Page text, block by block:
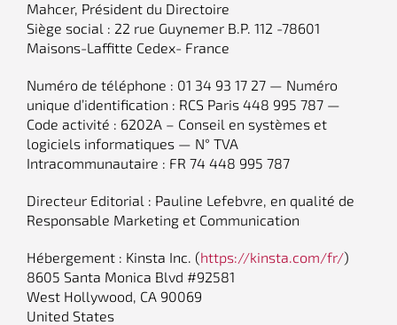
Mahcer, Président du Directoire
Siège social : 22 rue Guynemer B.P. 112 -78601
Maisons-Laffitte Cedex- France
Numéro de téléphone : 01 34 93 17 27 — Numéro
unique d’identification : RCS Paris 448 995 787 —
Code activité : 6202A – Conseil en systèmes et
logiciels informatiques — N° TVA
Intracommunautaire : FR 74 448 995 787
Directeur Editorial : Pauline Lefebvre, en qualité de
Responsable Marketing et Communication
Hébergement : Kinsta Inc. (https://kinsta.com/fr/)
8605 Santa Monica Blvd #92581
West Hollywood, CA 90069
United States